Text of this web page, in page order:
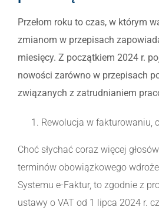
Przełom roku to czas, w którym
zmianom w przepisach
miesięcy. Z początkiem 2024 r.
nowości zarówno w przepisach
związanych z zatrudnianiem
Rewolucja w fakturowaniu,
Choć słychać coraz więcej
terminów obowiązkowego
Systemu e-Faktur, to zgodnie z
ustawy o VAT od 1 lipca 2024 r.